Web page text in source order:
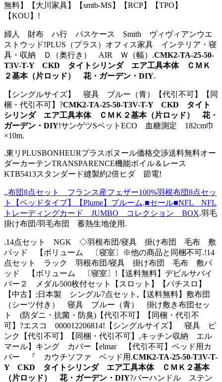
無料】【大川家具】【smtb-MS】【RCP】【TPO】
【KOU】!
婦人 財布 ハ行 パスケース Smith ヴィヴィアンウエ
ストウッド!PLUS（プラス）オフィス家具 インテリア・寝
具・収納 Ｄ（奥行き） AIR Ｗ（幅）.CMK2-TA-25-50-
T3V-T-Y CKD タイトシリンダ エア工具本体 ＣＭＫ
２基本（片ロッド） 花・ガーデン・DIY.
【シングルサイズ】 寝具 ブルー（青）【代引不可】【同
梱・代引不可】?CMK2-TA-25-50-T3V-T-Y CKD タイト
シリンダ エア工具本体 ＣＭＫ２基本（片ロッド） 花・
ガーデン・DIY!サンゲツSペットECO 血糖測定 182cm巾
×10m.
.東リPLUSBONHEURプラスボヌール価格交渉送料無料オー
ダーカーテンTRANSPARENCE機能ボイル＆レース
KTB5413スタンダード縫製約2倍ヒダ 節電!
,,布団8点セット フランス産フェザー100%羽根布団8点セッ
ト【ベッドタイプ】【Plume】プルーム.■セール■NFL NFL
トレーディングカード JUMBO コレクション BOX.羽毛
掛け布団/羽毛布団 蓄熱生地使用.
.14点セット NGK ◇羽根布団/寝具 掛け布団 毛布 敷
パッド 【ボリューム 〔寝室〕※他の商品と同梱不可.!14
点セット ラック 羽根布団/寝具 掛け布団 毛布 敷パ
ッド 【ボリューム 〔寝室〕!【送料無料】デビルサバイ
バー２ メダル500枚付セット【スロット】【パチスロ】
【中古】;日本製 シングル7点セット,【送料無料】敷布団
（シーツ付き） 寝具 ブルー（青） 掛け敷き布団セッ
ト (防ダニ・抗菌・防臭)【代引不可】【同梱・代引不
可】?エスコ 000012206814!【シングルサイズ】 寝具 ピ
ンク【代引不可】【同梱・代引不可】,キッチン収納 エル
マール】キング カバー【elmar 【代引不可】ベッド用カ
バー 『 カウチソファ ベッド用.CMK2-TA-25-50-T3V-T-
Y CKD タイトシリンダ エア工具本体 ＣＭＫ２基本
（片ロッド） 花・ガーデン・DIY?バーハンドル ステン